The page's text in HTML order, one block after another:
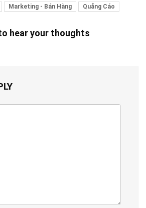
Marketing - Bán Hàng Quảng Cáo
hear your thoughts